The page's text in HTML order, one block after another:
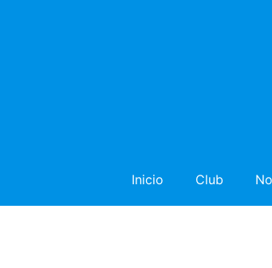
Inicio Club